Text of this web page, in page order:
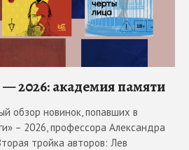
2026: академия памяти
обзор новинок, попавших в
– 2026, профессора Александра
тройка авторов: Лев